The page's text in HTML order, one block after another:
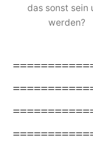
das sonst sein
werden?